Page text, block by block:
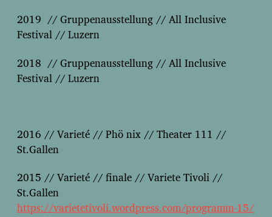
2019 // Gruppenausstellung // All Inclusive
Festival // Luzern
2018 // Gruppenausstellung // All Inclusive
Festival // Luzern
2016 // Varieté // Phö nix // Theater 111 //
St.Gallen
2015 // Varieté // finale // Variete Tivoli //
St.Gallen
https://varietetivoli.wordpress.com/programm-15/